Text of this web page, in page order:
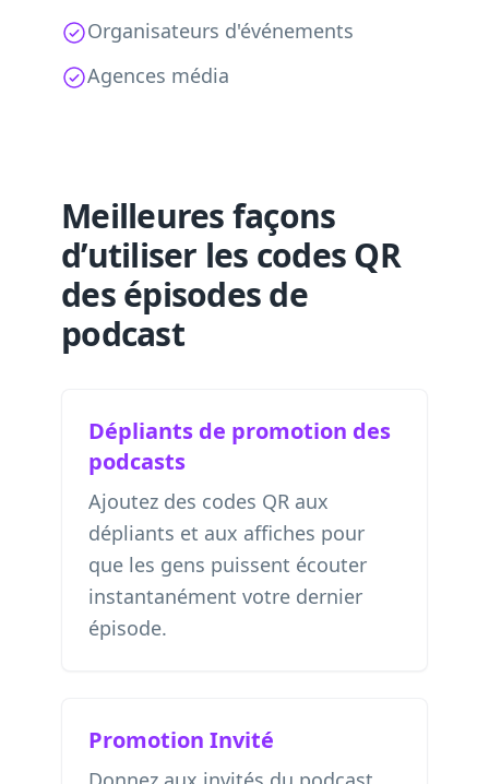
Organisateurs d'événements
Agences média
Meilleures façons
d’utiliser les codes QR
des épisodes de
podcast
Dépliants de promotion des
podcasts
Ajoutez des codes QR aux
dépliants et aux affiches pour
que les gens puissent écouter
instantanément votre dernier
épisode.
Promotion Invité